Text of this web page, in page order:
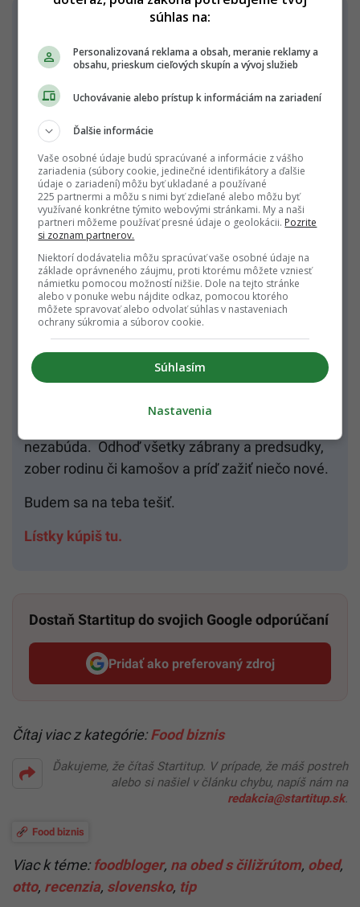
Okrem
písania článkova blogu na IG
organizujem aj každomesačné degustačné
večere pre všetkých, ktorí si radi užívajú dobré
jedlo a pitie. Už 17. Foodie event bude v januári
práve v Bistre OTTO! A môže byť skvelým
vianočným darčekom.
Po roku a pol organizovania týchto nádherných
akcií sa ako prvý odhodlal zahodiť všetky
predsudky a zábrany skvelý
šéfkuchár@karol_szuria uvarí nám
multichodové degustačné menu založené celé
na mojej najobľúbenejšej surovine. Áno!Budú
vnútornosti.
Budú zábavné, hravé, plné života. Chute z
detstva od babičiek, ale v úplne inom prevedení,
ako si len dokážete predstaviť. Párovať sa budú
nezabúda. Odhoď všetky zábrany a predsudky,
zober rodinu či kamošov a príď zažiť niečo nové.
Budem sa na teba tešiť.
Lístky kúpiš tu.
Dostaň Startitup do svojich Google odporúčaní
Pridať ako preferovaný zdroj
Startitup, odkaz sa otvorí v
Čítaj viac z kategórie:Food biznis
Ďakujeme, že čítaš Startitup. V prípade, že máš postreh
alebo si našiel v článku chybu, napíš nám na
redakcia@startitup.sk.
Food biznis
Viac k téme: foodbloger, na obed s čiližrútom, obed,
otto, recenzia, slovensko, tip
súhlas na:
Personalizovaná reklama a obsah, meranie reklamy a
obsahu, prieskum cieľových skupín a vývoj služieb
Uchovávanie alebo prístup k informáciám na zariadení
Ďalšie informácie
Vaše osobné údaje budú spracúvané a informácie z vášho
zariadenia (súbory cookie, jedinečné identifikátory a ďalšie
údaje o zariadení) môžu byť ukladané a používané
225 partnermi a môžu s nimi byť zdieľané alebo môžu byť
využívané konkrétne týmito webovými stránkami. My a naši
partneri môžeme používať presné údaje o geolokácii. Pozrite
si zoznam partnerov.
Niektorí dodávatelia môžu spracúvať vaše osobné údaje na
základe oprávneného záujmu, proti ktorému môžete vzniesť
námietku pomocou možností nižšie. Dole na tejto stránke
alebo v ponuke webu nájdite odkaz, pomocou ktorého
môžete spravovať alebo odvolať súhlas v nastaveniach
ochrany súkromia a súborov cookie.
Súhlasím
Nastavenia